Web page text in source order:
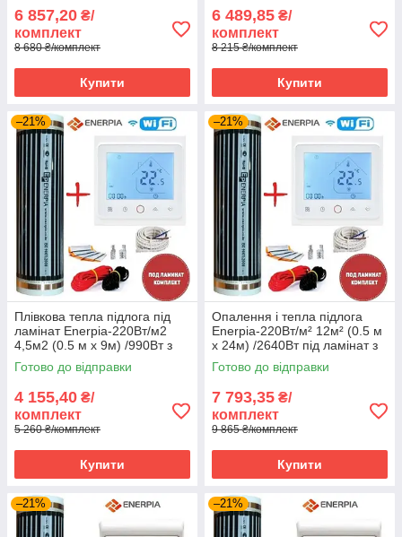
6 857,20 ₴/
комплект
8 680 ₴/комплект
Купити
6 489,85 ₴/
комплект
8 215 ₴/комплект
Купити
–21%
Плівкова тепла підлога під
ламінат Enerpia-220Вт/м2
4,5м2 (0.5 м х 9м) /990Вт з
терморегулятором TWE02
Wi-Fi
Готово до відправки
4 155,40 ₴/
комплект
5 260 ₴/комплект
Купити
–21%
Опалення і тепла підлога
Enerpia-220Вт/м² 12м² (0.5 м
х 24м) /2640Вт під ламінат з
терморегулятором TWE02
Wi-Fi
Готово до відправки
7 793,35 ₴/
комплект
9 865 ₴/комплект
Купити
–21% –21%